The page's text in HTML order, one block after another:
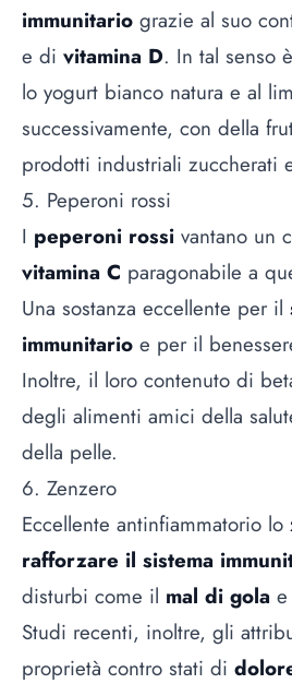
immunitario grazie al suo
e di vitamina D. In tal senso
lo yogurt bianco natura e al
successivamente, con della
prodotti industriali zuccherati
5. Peperoni rossi
I peperoni rossi vantano un
vitamina C paragonabile a
Una sostanza eccellente per il
immunitario e per il
Inoltre, il loro contenuto di
degli alimenti amici della
della pelle.
6. Zenzero
Eccellente antinfiammatorio lo
rafforzare il sistema
disturbi come il mal di gola
Studi recenti, inoltre, gli
proprietà contro stati di